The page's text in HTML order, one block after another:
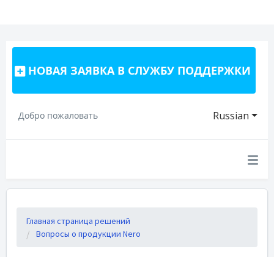
НОВАЯ ЗАЯВКА В СЛУЖБУ ПОДДЕРЖКИ
Russian
Добро пожаловать
Главная страница решений
Вопросы о продукции Nero